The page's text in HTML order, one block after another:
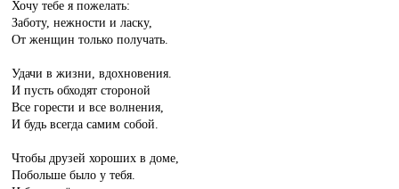
Хочу тебе я пожелать:
Заботу, нежности и ласку,
От женщин только получать.
Удачи в жизни, вдохновения.
И пусть обходят стороной
Все горести и все волнения,
И будь всегда самим собой.
Чтобы друзей хороших в доме,
Побольше было у тебя.